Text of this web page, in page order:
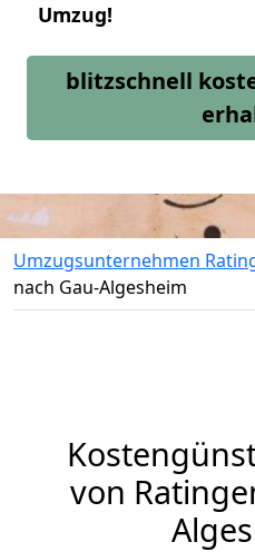
Umzug!
blitzschnell
Umzugsunternehmen
nach Gau-Algesheim
von